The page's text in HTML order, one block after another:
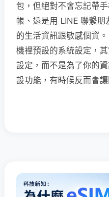
包，但絕對不會忘記帶
帳、還是用 LINE 聯繫
的生活資訊跟敏感個資
機裡預設的系統設定，
設定，而不是為了你的
設功能，有時候反而會讓